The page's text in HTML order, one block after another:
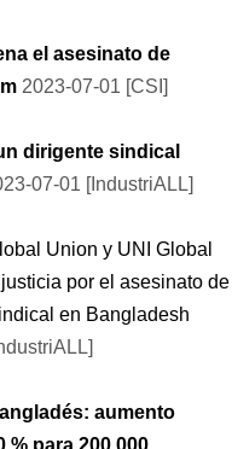
el asesinato de
2023-07-01 [CSI]
dirigente sindical
07-01 [IndustriALL]
Union y UNI Global
por el asesinato de
en Bangladesh
aumento
% para 200 000